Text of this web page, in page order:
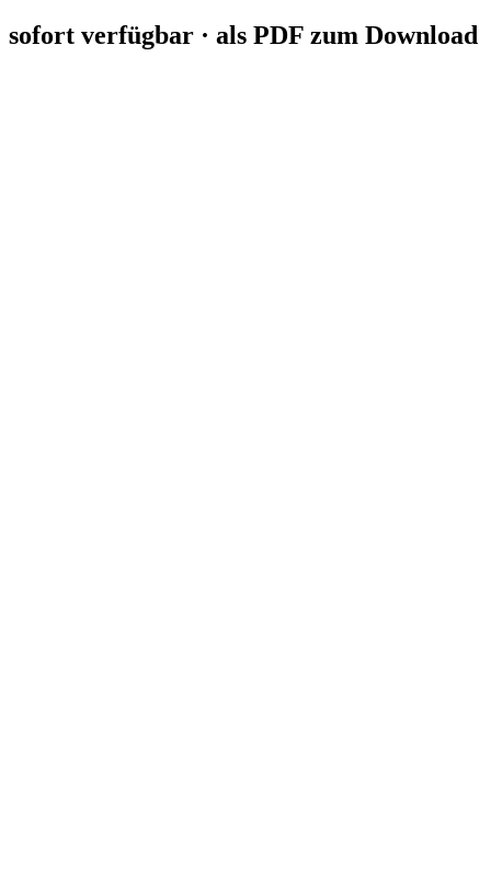
sofort verfügbar · als PDF zum Download